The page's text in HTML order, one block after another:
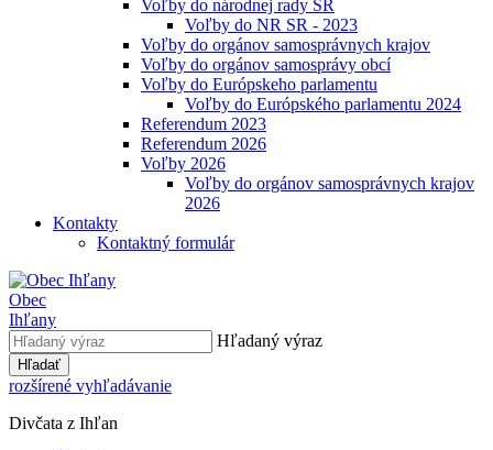
Voľby do národnej rady SR
Voľby do NR SR - 2023
Voľby do orgánov samosprávnych krajov
Voľby do orgánov samosprávy obcí
Voľby do Európskeho parlamentu
Voľby do Európského parlamentu 2024
Referendum 2023
Referendum 2026
Voľby 2026
Voľby do orgánov samosprávnych krajov
2026
Kontakty
Kontaktný formulár
Obec
Ihľany
Hľadaný výraz
Hľadať
rozšírené vyhľadávanie
Divčata z Ihľan